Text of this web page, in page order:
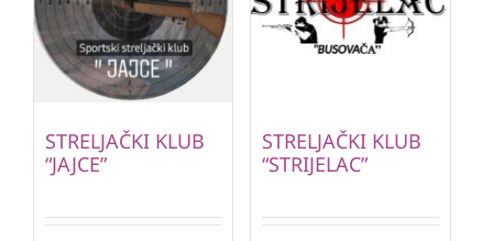
STRELJAČKI KLUB
“JAJCE”
STRELJAČKI KLUB
“STRIJELAC”